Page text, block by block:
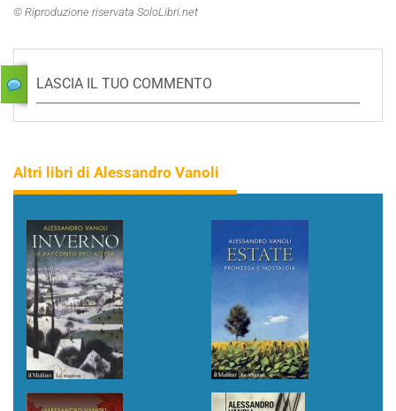
© Riproduzione riservata SoloLibri.net
LASCIA IL TUO COMMENTO
Altri libri di Alessandro Vanoli